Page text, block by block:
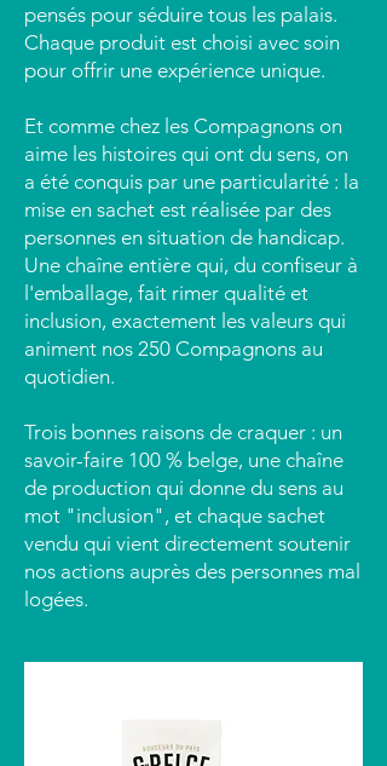
pensés pour séduire tous les palais.
Chaque produit est choisi avec soin
pour offrir une expérience unique.
Et comme chez les Compagnons on
aime les histoires qui ont du sens, on
a été conquis par une particularité : la
mise en sachet est réalisée par des
personnes en situation de handicap.
Une chaîne entière qui, du confiseur à
l'emballage, fait rimer qualité et
inclusion, exactement les valeurs qui
animent nos 250 Compagnons au
quotidien.
Trois bonnes raisons de craquer : un
savoir-faire 100 % belge, une chaîne
de production qui donne du sens au
mot "inclusion", et chaque sachet
vendu qui vient directement soutenir
nos actions auprès des personnes mal
logées.